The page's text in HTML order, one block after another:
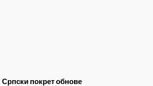
Српски покрет обнове